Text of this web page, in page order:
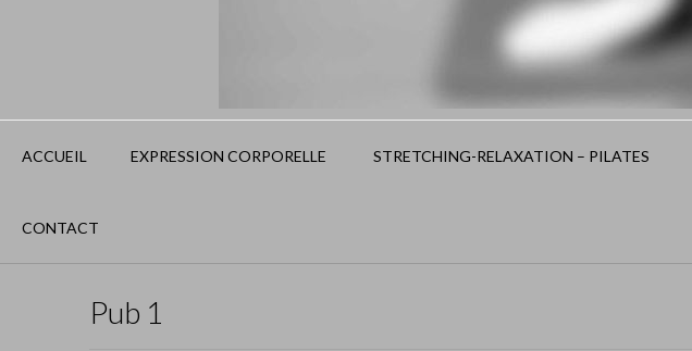
ACCUEIL EXPRESSION CORPORELLE STRETCHING-RELAXATION – PILATES
CONTACT
Pub 1